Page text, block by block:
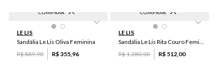
COMPRAR
35
40
38
LE LIS
Sandália Le Lis Oliva Feminina
R$889,90 R$355,96
COMPRAR
35
36
40
LE LIS
Sandália Le Lis Rita Couro Feminina
R$1.280,00 R$ 512,00